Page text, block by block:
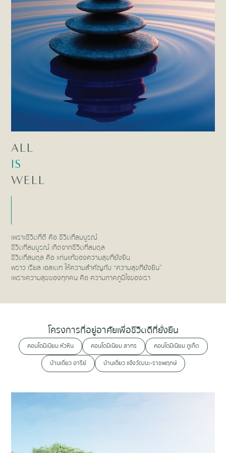
ALL
IS
WELL
เพราะชีวิตที่ดี คือ ชีวิตที่สมบูรณ์
ชีวิตที่สมบูรณ์ เกิดจากชีวิตที่สมดุล
ชีวิตที่สมดุล คือ แก่นแท้ของความสุขที่ยั่งยืน
พราว เรียล เอสเตท ให้ความสำคัญกับ “ความสุขที่ยั่งยืน”
เพราะความสุขของทุกคน คือ ความภาคภูมิใจของเรา
โครงการที่อยู่อาศัยเพื่อชีวิตดีที่ยั่งยืน
คอนโดมิเนียม หัวหิน คอนโดมิเนียม สาทร
คอนโดมิเนียม ภูเก็ต
บ้านเดี่ยว อารีย์
บ้านเดี่ยว แจ้งวัฒนะ-ราชพฤกษ์